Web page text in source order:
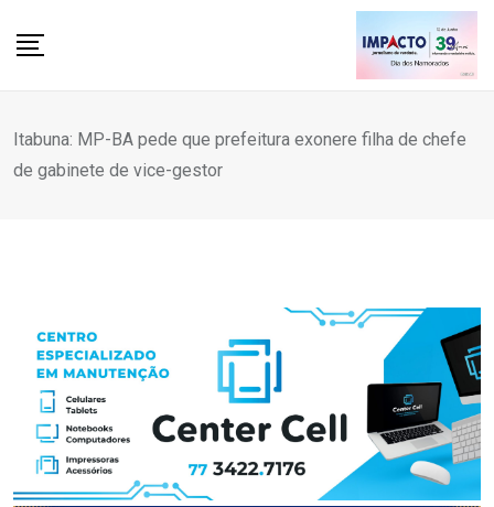
Itabuna: MP-BA pede que prefeitura exonere filha de chefe
de gabinete de vice-gestor